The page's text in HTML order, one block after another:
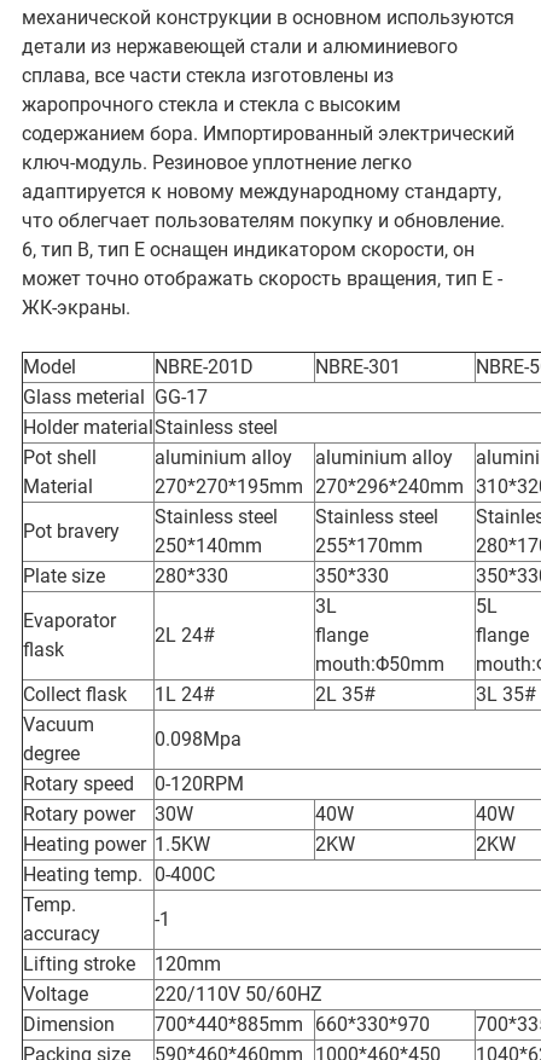
механической конструкции в основном используются
детали из нержавеющей стали и алюминиевого
сплава, все части стекла изготовлены из
жаропрочного стекла и стекла с высоким
содержанием бора. Импортированный электрический
ключ-модуль. Резиновое уплотнение легко
адаптируется к новому международному стандарту,
что облегчает пользователям покупку и обновление.
6, тип B, тип E оснащен индикатором скорости, он
может точно отображать скорость вращения, тип E -
ЖК-экраны.
Model NBRE-201D NBRE-301
NBRE-
Glass meterial
GG-17
Holder material Stainless steel
Pot shell
Material
aluminium alloy
270*270*195mm
aluminium alloy
270*296*240mm
Pot bravery
Stainless steel
250*140mm
Stainless steel
255*170mm
Plate size
280*330 350*330
Evaporator
flask
2L 24#
3L
flange
mouth:Φ50mm
5L
flange
Collect flask
1L 24# 2L 35#
3L 35#
Vacuum
degree
0.098Mpa
Rotary speed
0-120RPM
Rotary power
30W 40W
40W
Heating power 1.5KW 2KW
2KW
Heating temp.
0-400C
Temp.
accuracy
-1
Lifting stroke
120mm
Voltage
220/110V 50/60HZ
Dimension
700*440*885mm 660*330*970
Packing size
590*460*460mm 1000*460*450